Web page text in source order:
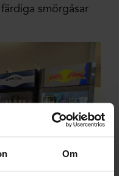
Om
smörgåsar